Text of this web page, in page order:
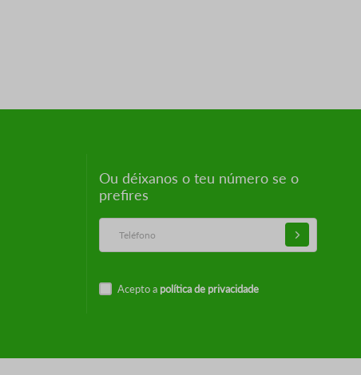
Ou déixanos o teu número se o
prefires
Acepto a política de privacidade